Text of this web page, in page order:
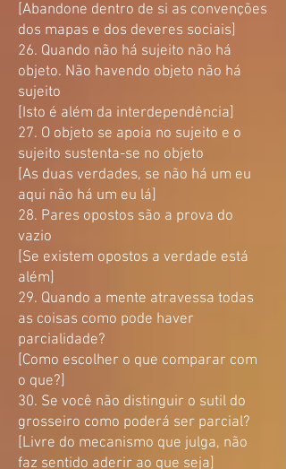
[Abandone dentro de si as convenções
dos mapas e dos deveres sociais]
26. Quando não há sujeito não há
objeto. Não havendo objeto não há
sujeito
[Isto é além da interdependência]
27. O objeto se apoia no sujeito e o
sujeito sustenta-se no objeto
[As duas verdades, se não há um eu
aqui não há um eu lá]
28. Pares opostos são a prova do
vazio
[Se existem opostos a verdade está
além]
29. Quando a mente atravessa todas
as coisas como pode haver
parcialidade?
[Como escolher o que comparar com
o que?]
30. Se você não distinguir o sutil do
grosseiro como poderá ser parcial?
[Livre do mecanismo que julga, não
faz sentido aderir ao que seja]